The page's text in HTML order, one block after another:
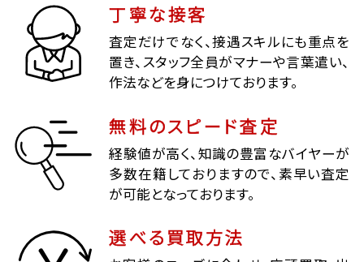
丁寧な接客
査定だけでなく、接遇スキルにも重点を
置き、スタッフ全員がマナーや言葉遣い、
作法などを身につけております。
無料のスピード査定
経験値が高く、知識の豊富なバイヤーが
多数在籍しておりますので、素早い査定
が可能となっております。
選べる買取方法